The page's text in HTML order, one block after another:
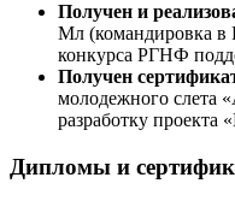
Получен и
Мл (командировка в
конкурса РГНФ
Получен
молодежного слета
разработку проекта
Дипломы и